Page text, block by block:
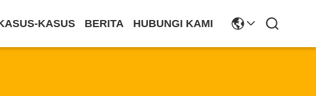
KASUS BERITA HUBUNGI KAMI